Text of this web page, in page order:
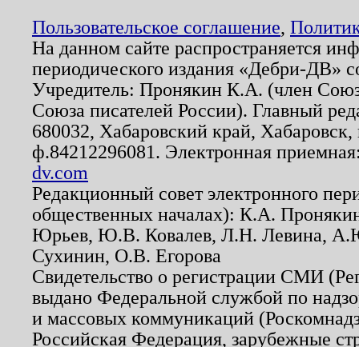
Пользовательское соглашение,
На данном сайте распространяется
периодического издания «Дебри-ДВ»
Учредитель: Пронякин К.А. (член
Союза писателей России). Главный
680032, Хабаровский край,
ф.84212296081. Электронная
dv.com
Редакционный совет электронного
общественных началах): К.А.
Юрьев, Ю.В. Ковалев, Л.Н. Левина,
Сухинин, О.В. Егорова
Свидетельство о регистрации СМИ
выдано Федеральной службой по
и массовых коммуникаций
Российская Федерация, зарубежные